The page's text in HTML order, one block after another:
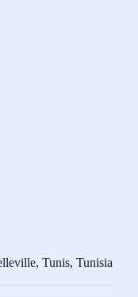
Tunis, Tunisia